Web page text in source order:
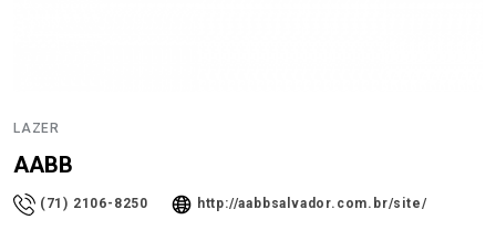
LAZER
AABB
(71) 2106-8250 http://aabbsalvador.com.br/site/